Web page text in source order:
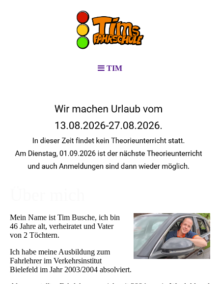
TIM
Mein Name ist Tim Busche, ich bin
46 Jahre alt, verheiratet und Vater
von 2 Töchtern.
Ich habe meine Ausbildung zum
Fahrlehrer im Verkehrsinstitut
Bielefeld im Jahr 2003/2004 absolviert.